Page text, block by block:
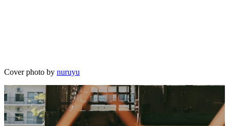
Cover photo by nuruyu